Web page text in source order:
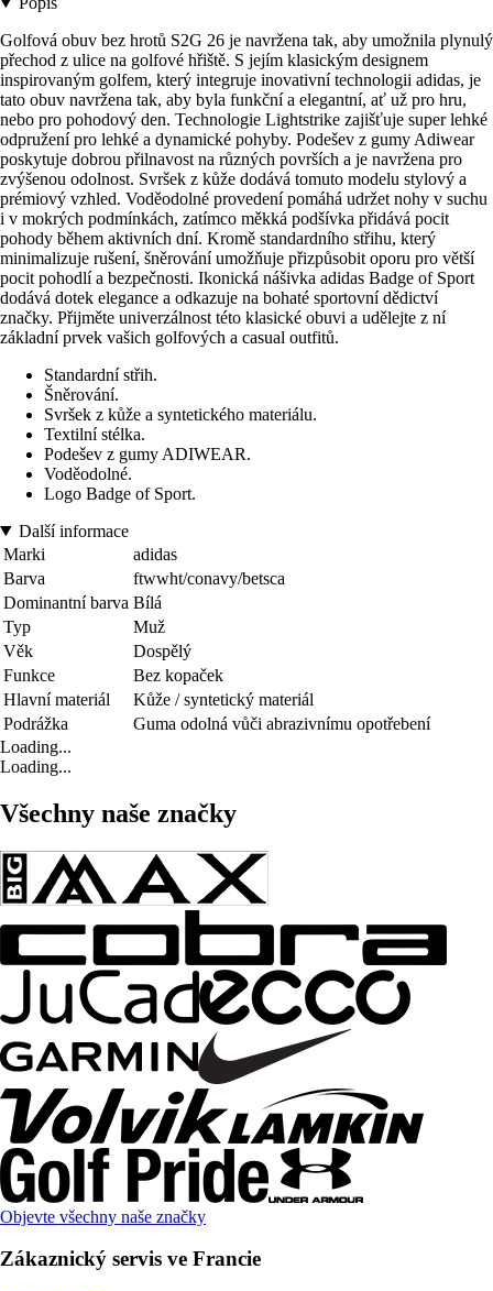
Golfová obuv bez hrotů S2G 26 je navržena tak, aby umožnila plynulý
přechod z ulice na golfové hřiště. S jejím klasickým designem
inspirovaným golfem, který integruje inovativní technologii adidas, je
tato obuv navržena tak, aby byla funkční a elegantní, ať už pro hru,
nebo pro pohodový den. Technologie Lightstrike zajišťuje super lehké
odpružení pro lehké a dynamické pohyby. Podešev z gumy Adiwear
poskytuje dobrou přilnavost na různých površích a je navržena pro
zvýšenou odolnost. Svršek z kůže dodává tomuto modelu stylový a
prémiový vzhled. Voděodolné provedení pomáhá udržet nohy v suchu
i v mokrých podmínkách, zatímco měkká podšívka přidává pocit
pohody během aktivních dní. Kromě standardního střihu, který
minimalizuje rušení, šněrování umožňuje přizpůsobit oporu pro větší
pocit pohodlí a bezpečnosti. Ikonická nášivka adidas Badge of Sport
dodává dotek elegance a odkazuje na bohaté sportovní dědictví
značky. Přijměte univerzálnost této klasické obuvi a udělejte z ní
základní prvek vašich golfových a casual outfitů.
Standardní střih.
Šněrování.
Svršek z kůže a syntetického materiálu.
Textilní stélka.
Podešev z gumy ADIWEAR.
Voděodolné.
Logo Badge of Sport.
Další informace
Marki
adidas
Barva
ftwwht/conavy/betsca
Dominantní barva Bílá
Typ
Muž
Věk
Dospělý
Funkce
Bez kopaček
Hlavní materiál
Kůže / syntetický materiál
Podrážka
Guma odolná vůči abrazivnímu opotřebení
Loading...
Loading...
Všechny naše značky
Objevte všechny naše značky
Zákaznický servis ve Francie